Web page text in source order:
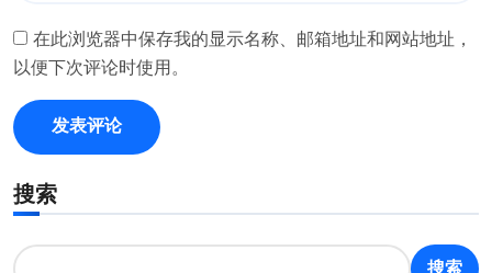
在此浏览器中保存我的显示名称、邮箱地址和网站地址，
以便下次评论时使用。
搜索
搜索